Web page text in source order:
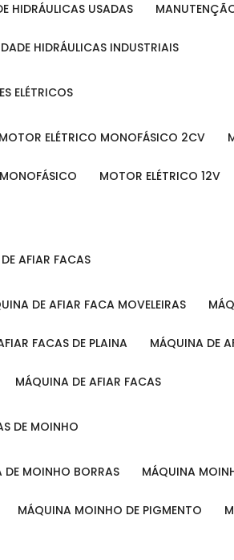
HIDRÁULICAS USADAS
HIDRÁULICAS INDUSTRIAIS
ELÉTRICOS
MOTOR ELÉTRICO MONOFÁSICO 2CV
MONOFÁSICO MOTOR ELÉTRICO 12V
DE AFIAR FACAS
DE AFIAR FACA MOVELEIRAS
FACAS DE PLAINA MÁQUINA DE
MÁQUINA DE AFIAR FACAS
DE MOINHO
DE MOINHO BORRAS MÁQUINA
MÁQUINA MOINHO DE PIGMENTO